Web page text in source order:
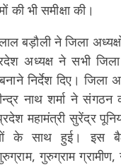
की भी समीक्षा की।
बड़ौली ने जिला
अध्यक्ष ने सभी
निर्देश दिए। जिला
नाथ शर्मा ने संगठन
महामंत्री सुरेंद्र
के साथ हुई। इस
गुरुग्राम